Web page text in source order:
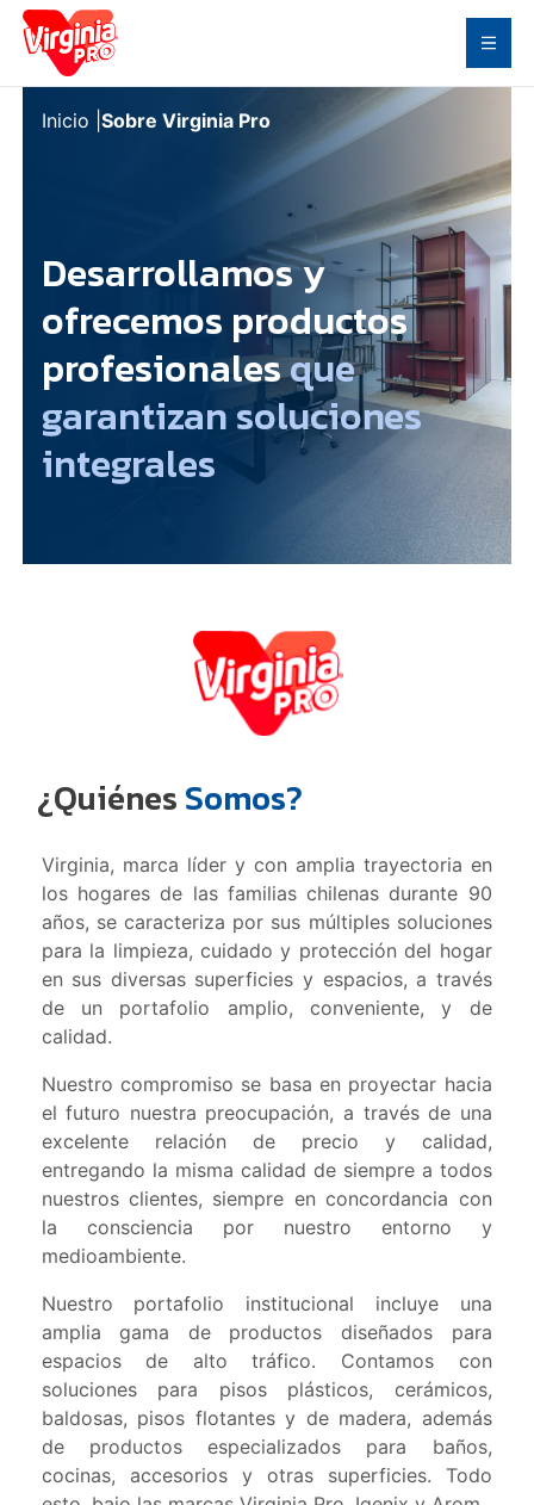
Inicio Sobre Virginia Pro
Desarrollamos y
ofrecemos productos
profesionalesque
garantizan soluciones
integrales
¿QuiénesSomos?
Virginia, marca líder y con amplia trayectoria en
los hogares de las familias chilenas durante 90
años, se caracteriza por sus múltiples soluciones
para la limpieza, cuidado y protección del hogar
en sus diversas superficies y espacios, a través
de un portafolio amplio, conveniente, y de
calidad.
Nuestro compromiso se basa en proyectar hacia
el futuro nuestra preocupación, a través de una
excelente relación de precio y calidad,
entregando la misma calidad de siempre a todos
nuestros clientes, siempre en concordancia con
la consciencia por nuestro entorno y
medioambiente.
Nuestro portafolio institucional incluye una
amplia gama de productos diseñados para
espacios de alto tráfico. Contamos con
soluciones para pisos plásticos, cerámicos,
baldosas, pisos flotantes y de madera, además
de productos especializados para baños,
cocinas, accesorios y otras superficies. Todo